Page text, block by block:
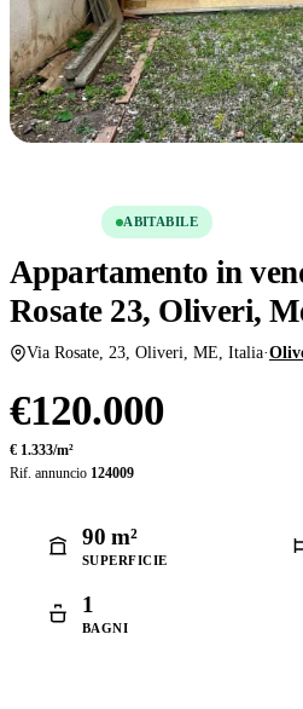
ABITABILE
Appartamento in
Rosate 23, Oliveri,
Via Rosate, 23, Oliveri, ME, Italia·
€120.000
€ 1.333/m²
Rif. annuncio 124009
90 m²
SUPERFICIE
1
BAGNI